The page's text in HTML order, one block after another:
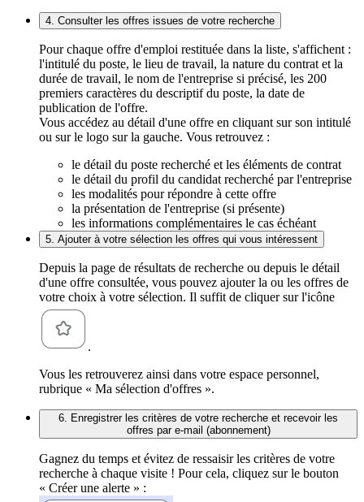
4. Consulter les offres issues de votre recherche
Pour chaque offre d'emploi restituée dans la liste, s'affichent :
l'intitulé du poste, le lieu de travail, la nature du contrat et la
durée de travail, le nom de l'entreprise si précisé, les 200
premiers caractères du descriptif du poste, la date de
publication de l'offre.
Vous accédez au détail d'une offre en cliquant sur son intitulé
ou sur le logo sur la gauche. Vous retrouvez :
le détail du poste recherché et les éléments de contrat
le détail du profil du candidat recherché par l'entreprise
les modalités pour répondre à cette offre
la présentation de l'entreprise (si présente)
les informations complémentaires le cas échéant
5. Ajouter à votre sélection les offres qui vous intéressent
Depuis la page de résultats de recherche ou depuis le détail
d'une offre consultée, vous pouvez ajouter la ou les offres de
votre choix à votre sélection. Il suffit de cliquer sur l'icône
.
Vous les retrouverez ainsi dans votre espace personnel,
rubrique « Ma sélection d'offres ».
6. Enregistrer les critères de votre recherche et recevoir les
offres par e-mail (abonnement)
Gagnez du temps et évitez de ressaisir les critères de votre
recherche à chaque visite ! Pour cela, cliquez sur le bouton
« Créer une alerte » :